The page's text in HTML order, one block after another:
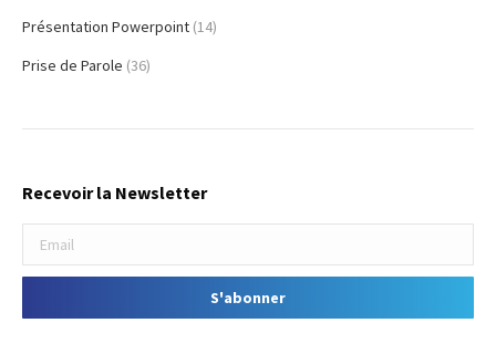
Présentation Powerpoint (14)
Prise de Parole (36)
Recevoir la Newsletter